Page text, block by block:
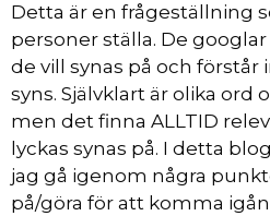
Detta är en frågeställning
personer ställa. De
de vill synas på och förstår
syns. Självklart är olika ord
men det finna ALLTID
lyckas synas på. I detta
jag gå igenom några
på/göra för att komma